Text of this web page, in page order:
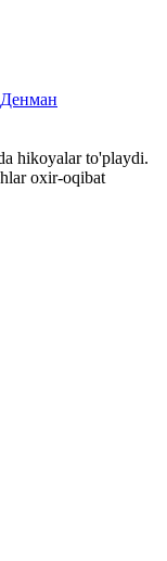
hikoyalar to'playdi.
oxir-oqibat